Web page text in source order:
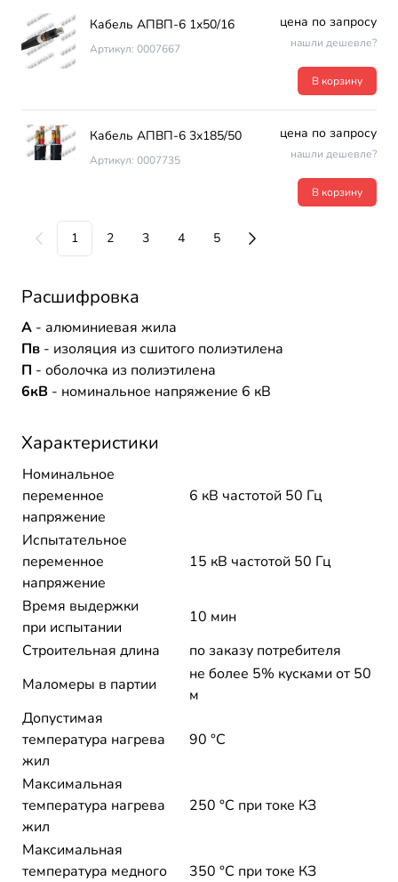
Кабель АПВП-6 1х50/16
Артикул: 0007667
цена по запросу
нашли дешевле?
В корзину
Кабель АПВП-6 3х185/50
Артикул: 0007735
цена по запросу
нашли дешевле?
В корзину
1 2 3 4 5
Расшифровка
А - алюминиевая жила
Пв - изоляция из сшитого полиэтилена
П - оболочка из полиэтилена
6кВ - номинальное напряжение 6 кВ
Характеристики
Номинальное
переменное
напряжение
6 кВ частотой 50 Гц
Испытательное
переменное
напряжение
15 кВ частотой 50 Гц
Время выдержки
при испытании
10 мин
Строительная длина
по заказу потребителя
Маломеры в партии
не более 5% кусками от 50
м
Допустимая
температура нагрева
жил
90 °C
Максимальная
температура нагрева
жил
250 °C при токе КЗ
Максимальная
температура медного
350 °C при токе КЗ